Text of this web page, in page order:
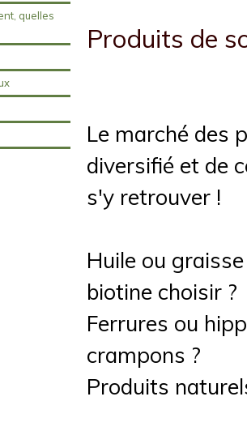
quelles
Produits de
Le marché des
diversifié et de
s'y retrouver !
Huile ou
biotine choisir ?
Ferrures ou
crampons ?
Produits